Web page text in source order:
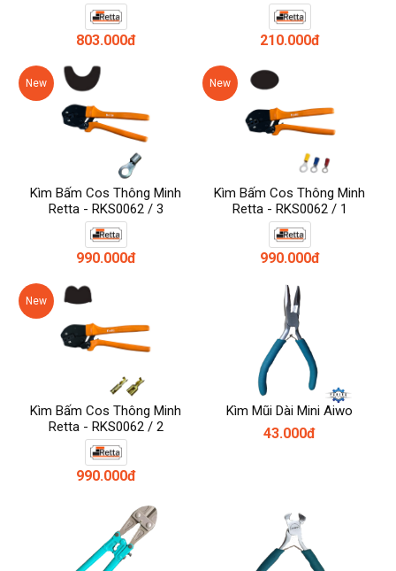
803.000đ 210.000đ
New
Kìm Bấm Cos Thông Minh
Retta - RKS0062 / 3
990.000đ
New
Kìm Bấm Cos Thông Minh
Retta - RKS0062 / 1
990.000đ
New
Kìm Bấm Cos Thông Minh
Retta - RKS0062 / 2
990.000đ
Kìm Mũi Dài Mini Aiwo
43.000đ